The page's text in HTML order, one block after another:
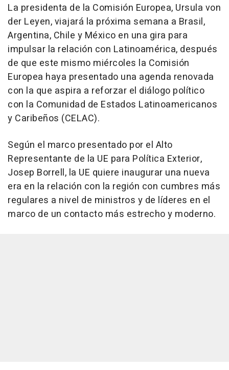
La presidenta de la Comisión Europea, Ursula von
der Leyen, viajará la próxima semana a Brasil,
Argentina, Chile y México en una gira para
impulsar la relación con Latinoamérica, después
de que este mismo miércoles la Comisión
Europea haya presentado una agenda renovada
con la que aspira a reforzar el diálogo político
con la Comunidad de Estados Latinoamericanos
y Caribeños (CELAC).
Según el marco presentado por el Alto
Representante de la UE para Política Exterior,
Josep Borrell, la UE quiere inaugurar una nueva
era en la relación con la región con cumbres más
regulares a nivel de ministros y de líderes en el
marco de un contacto más estrecho y moderno.